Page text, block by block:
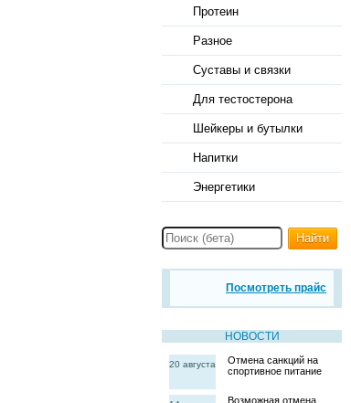
Протеин
Разное
Суставы и связки
Для тестостерона
Шейкеры и бутылки
Напитки
Энергетики
Найти
Посмотреть прайс
НОВОСТИ
20 августа
Отмена санкций на
спортивное питание
Возможная отмена